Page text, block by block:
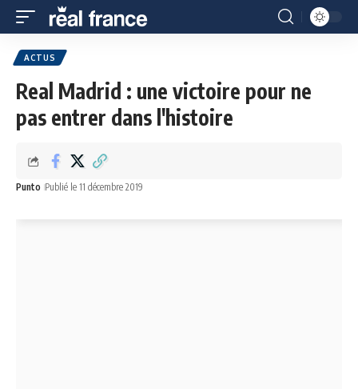
ACTUS
Real Madrid : une victoire pour ne
pas entrer dans l'histoire
Punto Publié le 11 décembre 2019